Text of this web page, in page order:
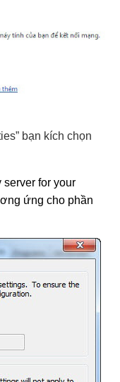
bạn kích chọn
server for your
ứng cho phần